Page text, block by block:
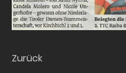
Zurück